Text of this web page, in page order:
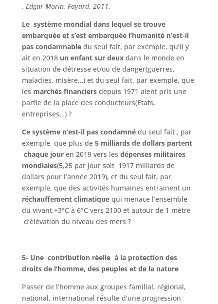
, Edgar Morin, Fayard, 2011.
Le système mondial dans lequel se trouve
embarquée et s’est embarquée l’humanité n’est-il
pas condamnable du seul fait, par exemple, qu’il y
ait en 2018 un enfant sur deuxdans le monde en
situation de détresse et/ou de danger(guerres,
maladies, misère…) et du seul fait, par exemple, que
les marchés financiersdepuis 1971 aient pris une
partie de la place des conducteurs(Etats,
entreprises…) ?
Ce système n’est-il pas condamnédu seul fait , par
exemple, que plus de 5 milliards de dollars partent
chaque jouren 2019 vers les dépenses militaires
mondiales(5,25 par jour soit 1917 milliards de
dollars pour l’année 2019), et du seul fait, par
exemple, que des activités humaines entrainent un
réchauffement climatiquequi menace l’ensemble
du vivant,+3°C à 6°C vers 2100 et autour de 1 mètre
d’élévation du niveau des mers ?
5- Une contribution réelle à la protection des
droits de l’homme, des peuples et de la nature
Passer de l’homme aux groupes familial, régional,
national, international résulte d’une progression